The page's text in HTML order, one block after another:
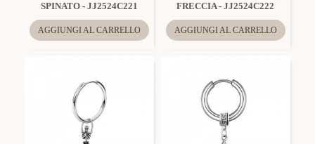
SPINATO - JJ2524C221
AGGIUNGI AL CARRELLO
FRECCIA - JJ2524C222
AGGIUNGI AL CARRELLO